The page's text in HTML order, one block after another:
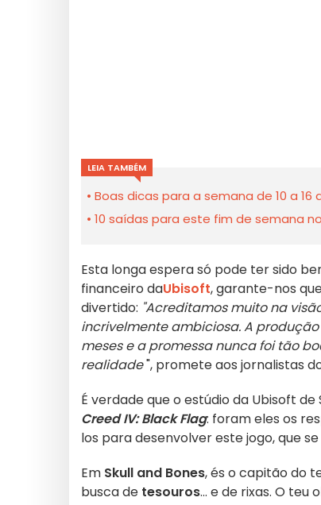
LEIA TAMBÉM
Boas dicas para a semana de 10 a
10 saídas para este fim de semana
Esta longa espera só pode ter sido
financeiro daUbisoft, garante-nos
divertido: "Acreditamos muito na
incrivelmente ambiciosa. A
meses e a promessa nunca foi tão
realidade", promete aos jornalistas
É verdade que o estúdio da Ubisoft
Creed IV: Black Flag: foram eles os
los para desenvolver este jogo, que
Em Skull and Bones, és o capitão do
busca de tesouros... e de rixas. O